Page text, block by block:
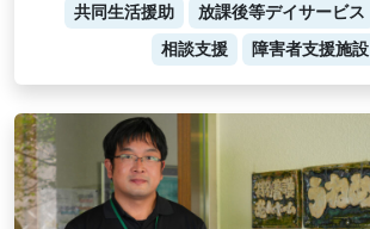
共同生活援助 放課後等デイサービス
相談支援
障害者支援施設